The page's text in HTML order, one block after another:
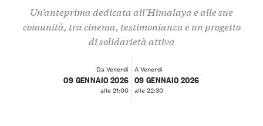
Un’anteprima dedicata all’Himalaya e alle sue
comunità, tra cinema, testimonianza e un progetto
di solidarietà attiva
Da Venerdì
09 GENNAIO 2026
alle 21:00
A Venerdì
09 GENNAIO 2026
alle 22:30